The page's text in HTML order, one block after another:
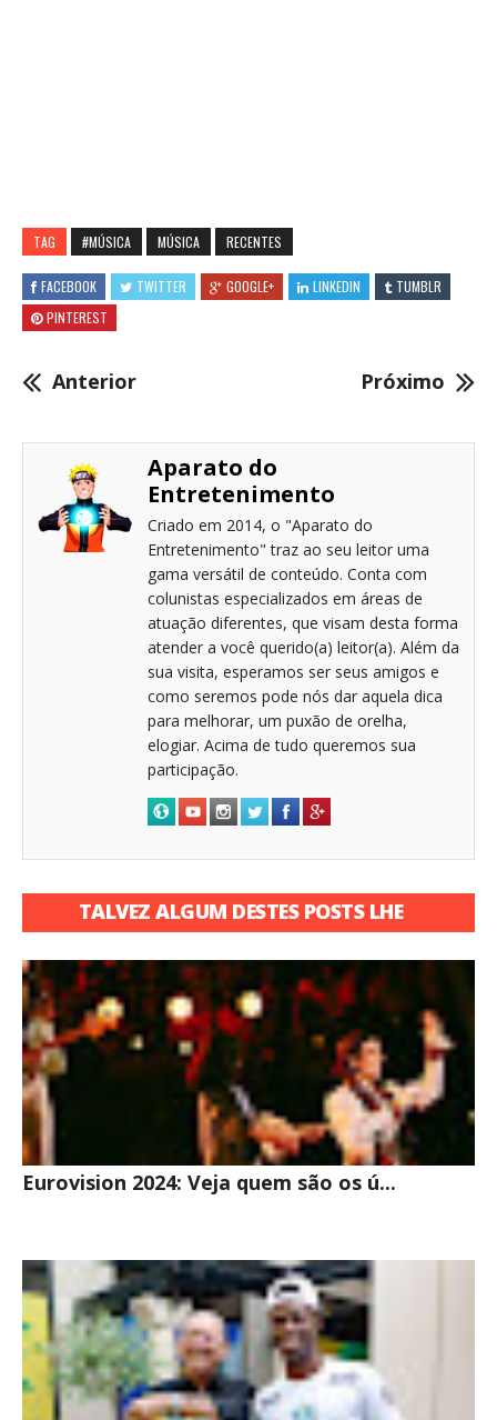
TAG #MÚSICA MÚSICA RECENTES
FACEBOOK TWITTER GOOGLE+ LINKEDIN
TUMBLR
PINTEREST
Anterior Próximo
Aparato do
Entretenimento
Criado em 2014, o "Aparato do
Entretenimento" traz ao seu leitor uma
gama versátil de conteúdo. Conta com
colunistas especializados em áreas de
atuação diferentes, que visam desta forma
atender a você querido(a) leitor(a). Além da
sua visita, esperamos ser seus amigos e
como seremos pode nós dar aquela dica
para melhorar, um puxão de orelha,
elogiar. Acima de tudo queremos sua
participação.
TALVEZ ALGUM DESTES POSTS LHE
Eurovision 2024: Veja quem são os ú...